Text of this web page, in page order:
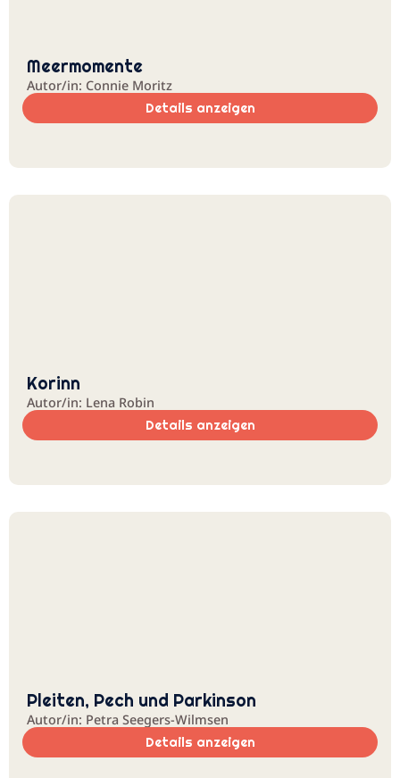
Meermomente
Autor/in: Connie Moritz
Details anzeigen
Korinn
Autor/in: Lena Robin
Details anzeigen
Pleiten, Pech und Parkinson
Autor/in: Petra Seegers-Wilmsen
Details anzeigen